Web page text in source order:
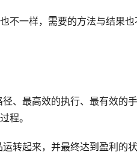
不一样，需要的方法与结果
、最高效的执行、最有效的
程。
转起来，并最终达到盈利的状